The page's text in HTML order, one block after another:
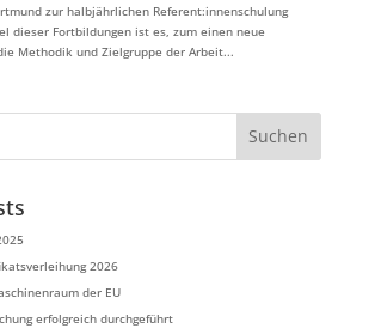
zur halbjährlichen Referent:innenschulung
dieser Fortbildungen ist es, zum einen neue
Methodik und Zielgruppe der Arbeit...
Suchen
2026
der EU
erfolgreich durchgeführt